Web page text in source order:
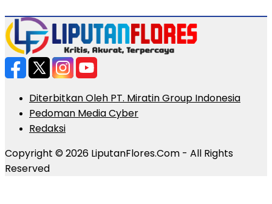
Diterbitkan Oleh PT. Miratin Group Indonesia
Pedoman Media Cyber
Redaksi
Copyright © 2026 LiputanFlores.Com - All Rights
Reserved